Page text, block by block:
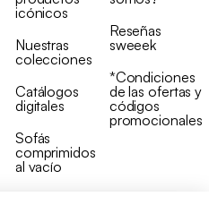
icónicos
Nuestras
colecciones
Catálogos
digitales
Sofás
comprimidos
al vacío
Reseñas
sweeek
*Condiciones
de las ofertas y
códigos
promocionales